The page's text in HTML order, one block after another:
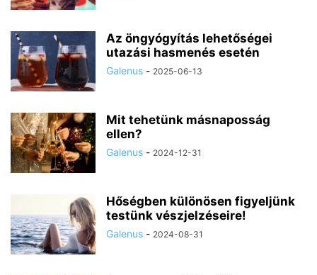
Az öngyógyítás lehetőségei
utazási hasmenés esetén
Galenus - 2025-06-13
Mit tehetünk másnaposság
ellen?
Galenus - 2024-12-31
Hőségben különösen figyeljünk
testünk vészjelzéseire!
Galenus - 2024-08-31